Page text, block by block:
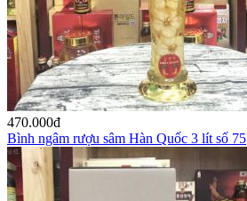
470.000đ
Bình ngâm rượu sâm Hàn Quốc 3 lít số 75